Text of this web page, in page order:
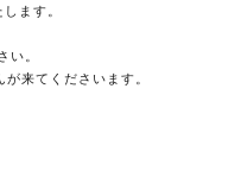
ます。
い。
来てくださいます。